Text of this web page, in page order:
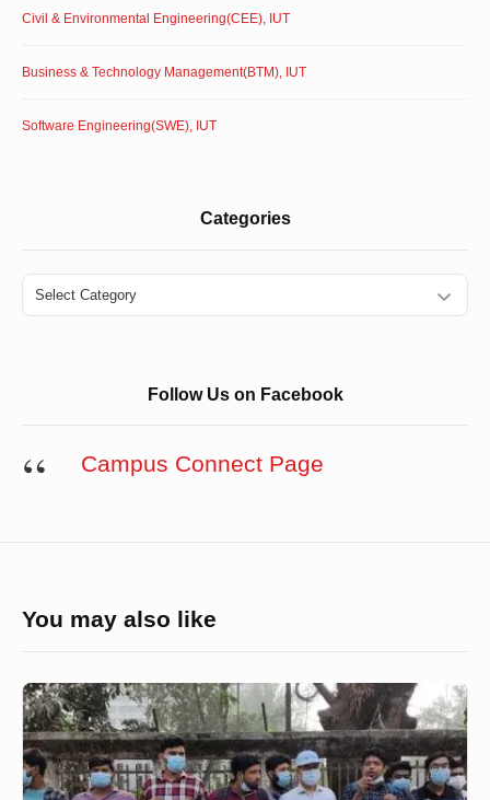
Civil & Environmental Engineering(CEE), IUT
Business & Technology Management(BTM), IUT
Software Engineering(SWE), IUT
Categories
Categories
Follow Us on Facebook
Campus Connect Page
You may also like
পুরুষের
ওপর
যৌন
সহিংসতায়ও